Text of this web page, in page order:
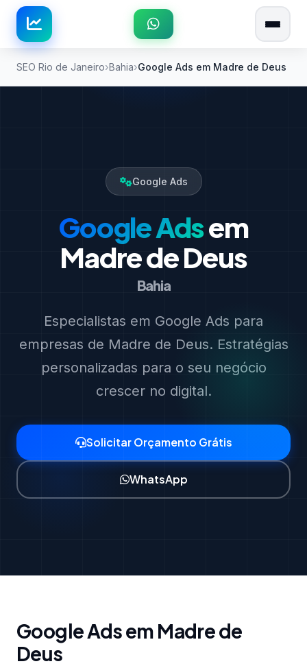
SEO Rio de Janeiro Bahia Google Ads em Madre de Deus
Google Ads
Google Adsem
Madre de Deus
Bahia
Especialistas em Google Ads para
empresas de Madre de Deus. Estratégias
personalizadas para o seu negócio
crescer no digital.
Solicitar Orçamento Grátis
WhatsApp
Google Ads em Madre de
Deus